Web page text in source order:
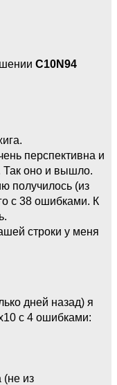
C10N94
перспективна и
Так оно и вышло.
получилось (из
с 38 ошибками. К
строки у меня
дней назад) я
с 4 ошибками:
(не из